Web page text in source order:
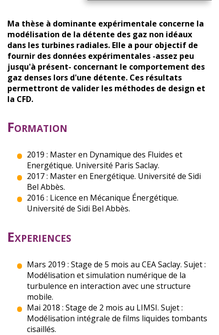
Ma thèse à dominante expérimentale concerne la
modélisation de la détente des gaz non idéaux
dans les turbines radiales. Elle a pour objectif de
fournir des données expérimentales -assez peu
jusqu'à présent- concernant le comportement des
gaz denses lors d'une détente. Ces résultats
permettront de valider les méthodes de design et
la CFD.
Formation
2019 : Master en Dynamique des Fluides et
Energétique. Université Paris Saclay.
2017 : Master en Energétique. Université de Sidi
Bel Abbès.
2016 : Licence en Mécanique Énergétique.
Université de Sidi Bel Abbès.
Experiences
Mars 2019 : Stage de 5 mois au CEA Saclay. Sujet :
Modélisation et simulation numérique de la
turbulence en interaction avec une structure
mobile.
Mai 2018 : Stage de 2 mois au LIMSI. Sujet :
Modélisation intégrale de films liquides tombants
cisaillés.